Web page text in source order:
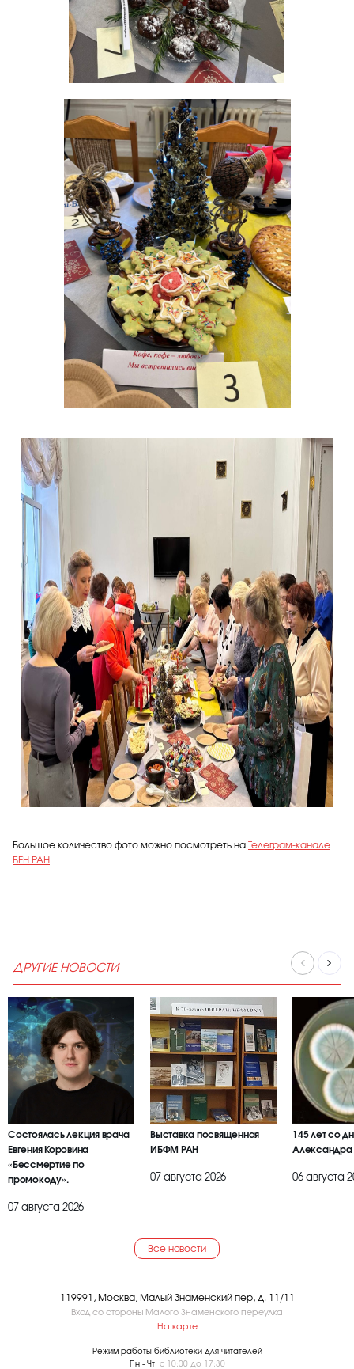
Большое количество фото можно посмотреть на Телеграм-канале
БЕН РАН
ДРУГИЕ НОВОСТИ
Состоялась лекция врача
Евгения Коровина
«Бессмертие по
промокоду».
07 августа 2026
Выставка посвященная
ИБФМ РАН
07 августа 2026
145 лет со
Александра
06 августа
Все новости
119991, Москва, Малый Знаменский пер, д. 11/11
Вход со стороны Малого Знаменского переулка
На карте
Режим работы библиотеки для читателей
Пн - Чт: с 10:00 до 17:30